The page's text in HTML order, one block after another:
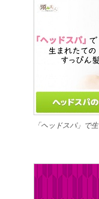
「ヘッドスパ」で